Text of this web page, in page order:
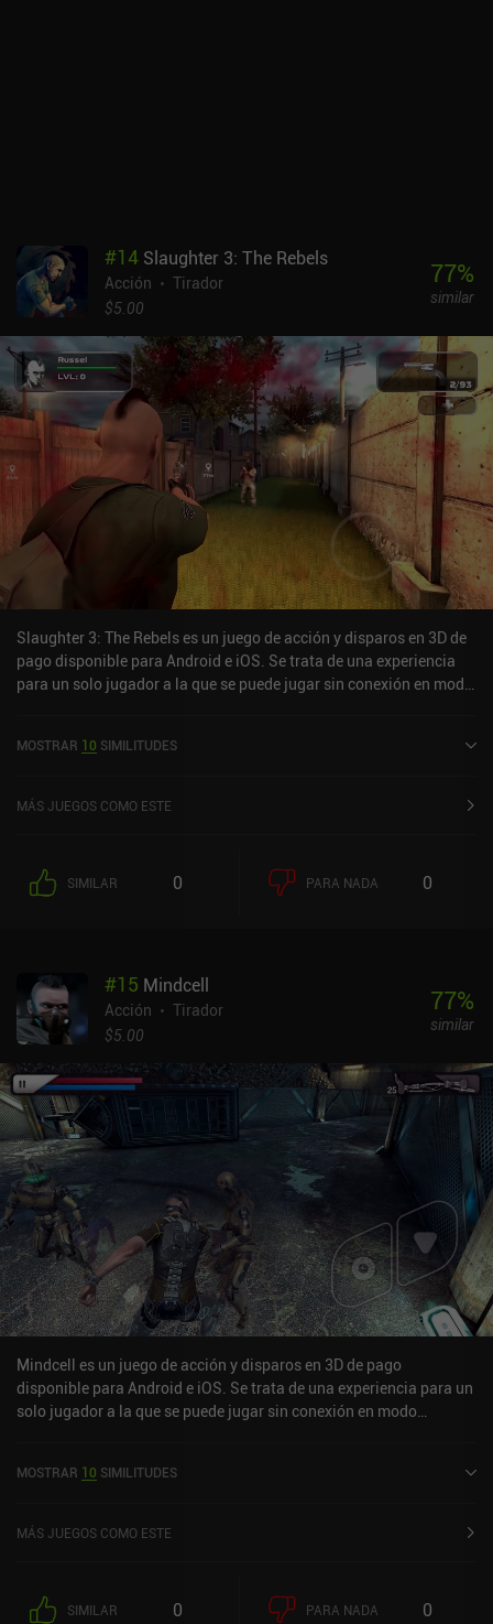
#14 Slaughter 3: The Rebels
Acción
Tirador
$5.00
77%
similar
Slaughter 3: The Rebels es un juego de acción y disparos en 3D de
pago disponible para Android e iOS. Se trata de una experiencia
para un solo jugador a la que se puede jugar sin conexión en modo
septiembre de 2019 y tiene actualmente una puntuación de 3,9
MOSTRAR 10 SIMILITUDES
MÁS JUEGOS COMO ESTE
SIMILAR 0 PARA NADA 0
#15 Mindcell
Acción
Tirador
$5.00
77%
similar
Mindcell es un juego de acción y disparos en 3D de pago
disponible para Android e iOS. Se trata de una experiencia para un
solo jugador a la que se puede jugar sin conexión en modo
actualmente una puntuación de 3,8 sobre 5,0 en Google Play y de
MOSTRAR 10 SIMILITUDES
MÁS JUEGOS COMO ESTE
SIMILAR 0 PARA NADA 0